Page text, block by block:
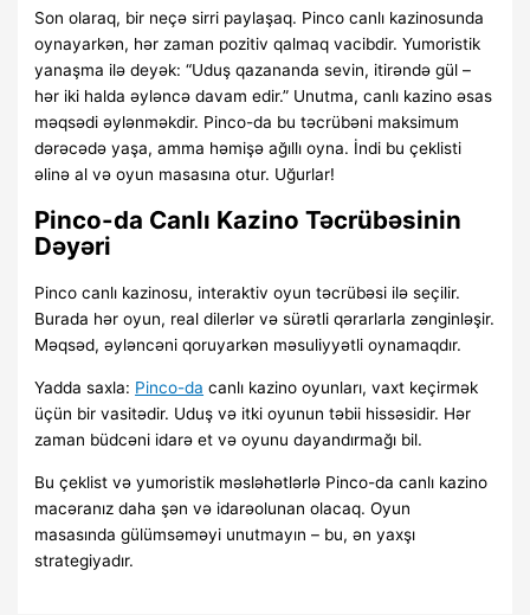
Son olaraq, bir neçə sirri paylaşaq. Pinco canlı kazinosunda
oynayarkən, hər zaman pozitiv qalmaq vacibdir. Yumoristik
yanaşma ilə deyək: “Uduş qazananda sevin, itirəndə gül –
hər iki halda əyləncə davam edir.” Unutma, canlı kazino əsas
məqsədi əylənməkdir. Pinco-da bu təcrübəni maksimum
dərəcədə yaşa, amma həmişə ağıllı oyna. İndi bu çeklisti
əlinə al və oyun masasına otur. Uğurlar!
Pinco-da Canlı Kazino Təcrübəsinin
Dəyəri
Pinco canlı kazinosu, interaktiv oyun təcrübəsi ilə seçilir.
Burada hər oyun, real dilerlər və sürətli qərarlarla zənginləşir.
Məqsəd, əyləncəni qoruyarkən məsuliyyətli oynamaqdır.
Yadda saxla: Pinco-da canlı kazino oyunları, vaxt keçirmək
üçün bir vasitədir. Uduş və itki oyunun təbii hissəsidir. Hər
zaman büdcəni idarə et və oyunu dayandırmağı bil.
Bu çeklist və yumoristik məsləhətlərlə Pinco-da canlı kazino
macəranız daha şən və idarəolunan olacaq. Oyun
masasında gülümsəməyi unutmayın – bu, ən yaxşı
strategiyadır.